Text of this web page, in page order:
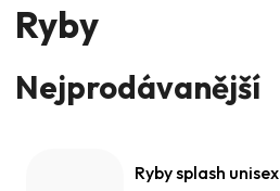
Ryby
Nejprodávanější
Ryby splash unisex